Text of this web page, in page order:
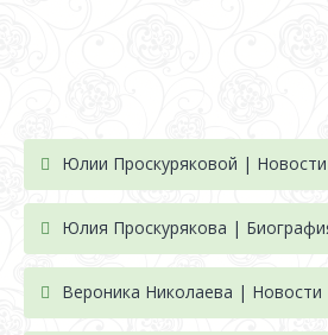
Юлии Проскуряковой | Новости
Юлия Проскурякова |
Вероника Николаева | Новости